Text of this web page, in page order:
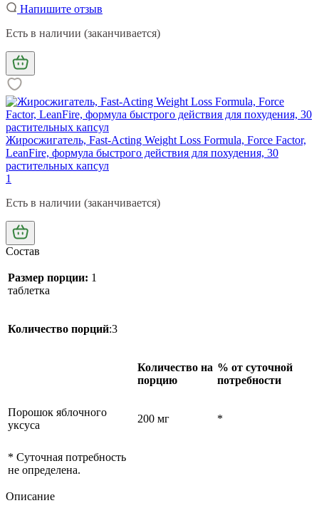
Напишите отзыв
Есть в наличии (заканчивается)
Жиросжигатель, Fast-Acting Weight Loss Formula, Force Factor,
LeanFire, формула быстрого действия для похудения, 30
растительных капсул
1
Есть в наличии (заканчивается)
Состав
Размер порции: 1
таблетка
Количество порций:3
Количество на
порцию
% от суточной
потребности
Порошок яблочного
уксуса
200 мг *
* Суточная потребность
не определена.
Описание